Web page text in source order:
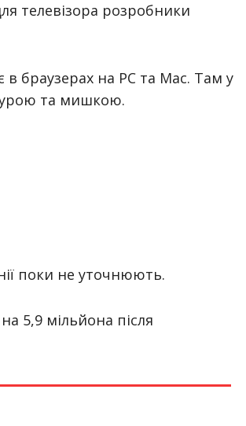
телевізора розробники
браузерах на PC та Mac. Там у
та мишкою.
поки не уточнюють.
5,9 мільйона після